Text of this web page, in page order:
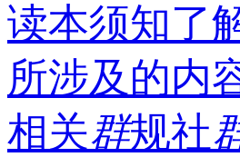
读本须知了
所涉及的内
相关群规社